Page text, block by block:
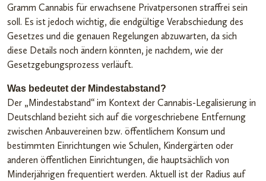
Gramm Cannabis für erwachsene Privatpersonen straffrei sein
soll. Es ist jedoch wichtig, die endgültige Verabschiedung des
Gesetzes und die genauen Regelungen abzuwarten, da sich
diese Details noch ändern könnten, je nachdem, wie der
Gesetzgebungsprozess verläuft.
Was bedeutet der Mindestabstand?
Der „Mindestabstand“ im Kontext der Cannabis-Legalisierung in
Deutschland bezieht sich auf die vorgeschriebene Entfernung
zwischen Anbauvereinen bzw. öffentlichem Konsum und
bestimmten Einrichtungen wie Schulen, Kindergärten oder
anderen öffentlichen Einrichtungen, die hauptsächlich von
Minderjährigen frequentiert werden. Aktuell ist der Radius auf